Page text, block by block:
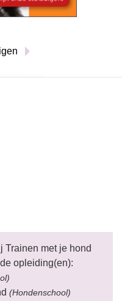
Trainen met je hond
opleiding(en):
(Hondenschool)